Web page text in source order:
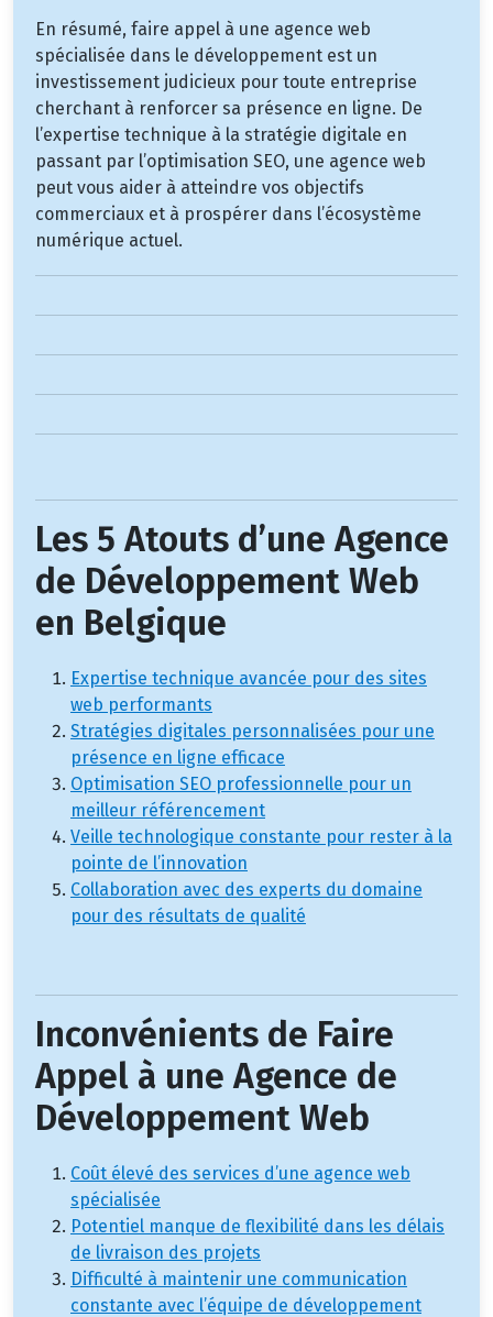
En résumé, faire appel à une agence web
spécialisée dans le développement est un
investissement judicieux pour toute entreprise
cherchant à renforcer sa présence en ligne. De
l’expertise technique à la stratégie digitale en
passant par l’optimisation SEO, une agence web
peut vous aider à atteindre vos objectifs
commerciaux et à prospérer dans l’écosystème
numérique actuel.
Les 5 Atouts d’une Agence
de Développement Web
en Belgique
Expertise technique avancée pour des sites
web performants
Stratégies digitales personnalisées pour une
présence en ligne efficace
Optimisation SEO professionnelle pour un
meilleur référencement
Veille technologique constante pour rester à la
pointe de l’innovation
Collaboration avec des experts du domaine
pour des résultats de qualité
Inconvénients de Faire
Appel à une Agence de
Développement Web
Coût élevé des services d’une agence web
spécialisée
Potentiel manque de flexibilité dans les délais
de livraison des projets
Difficulté à maintenir une communication
constante avec l’équipe de développement